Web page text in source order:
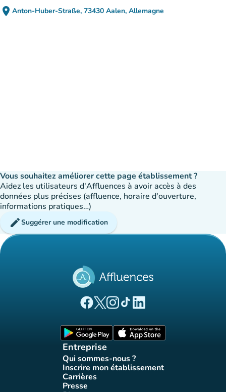
place Anton-Huber-Straße, 73430 Aalen, Allemagne
(ouvrir dans Google Maps)
(nouvel onglet)
Vous souhaitez améliorer cette page établissement ?
Aidez les utilisateurs d'Affluences à avoir accès à des
données plus précises (affluence, horaire d'ouverture,
informations pratiques…)
editSuggérer une modification
(nouvel onglet)
(nouvel onglet)
(nouvel onglet)
(nouvel onglet)
(nouvel onglet)
Entreprise
Qui sommes-nous ?
(nouvel onglet)
Inscrire mon établissement
(nouvel onglet)
Carrières(nouvel onglet)
Presse